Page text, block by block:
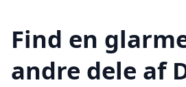
Find en
andre dele af